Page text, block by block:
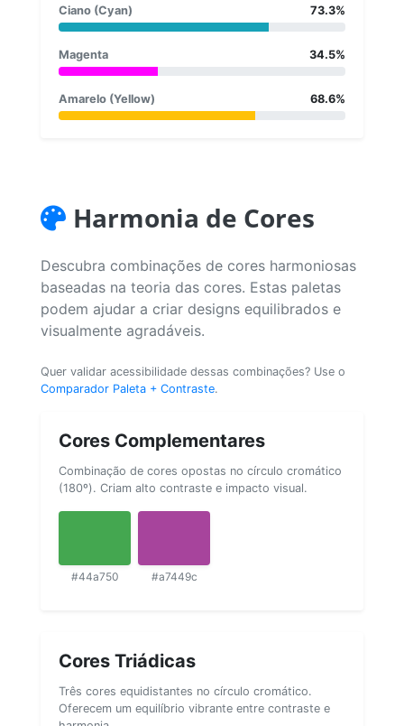
Ciano (Cyan) 73.3%
Magenta 34.5%
Amarelo (Yellow) 68.6%
Harmonia de Cores
Descubra combinações de cores harmoniosas
baseadas na teoria das cores. Estas paletas
podem ajudar a criar designs equilibrados e
visualmente agradáveis.
Quer validar acessibilidade dessas combinações? Use o
Comparador Paleta + Contraste.
Cores Complementares
Combinação de cores opostas no círculo cromático
(180º). Criam alto contraste e impacto visual.
#44a750 #a7449c
Cores Triádicas
Três cores equidistantes no círculo cromático.
Oferecem um equilíbrio vibrante entre contraste e